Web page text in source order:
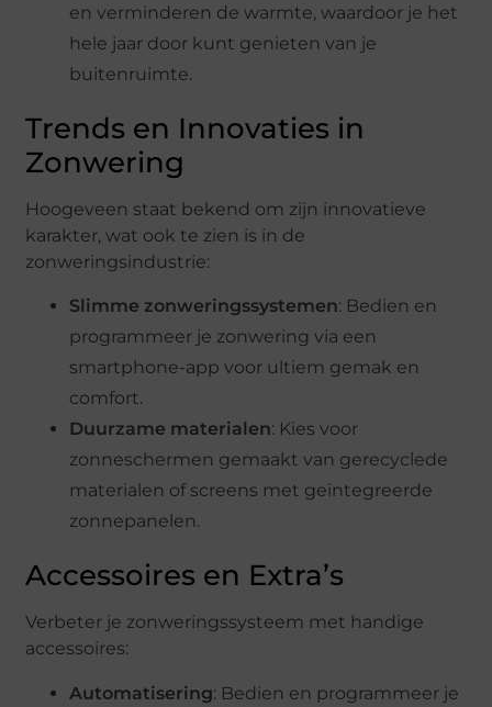
en verminderen de warmte, waardoor je het
hele jaar door kunt genieten van je
buitenruimte.
Trends en Innovaties in
Zonwering
Hoogeveen staat bekend om zijn innovatieve
karakter, wat ook te zien is in de
zonweringsindustrie:
Slimme zonweringssystemen: Bedien en
programmeer je zonwering via een
smartphone-app voor ultiem gemak en
comfort.
Duurzame materialen: Kies voor
zonneschermen gemaakt van gerecyclede
materialen of screens met geïntegreerde
zonnepanelen.
Accessoires en Extra’s
Verbeter je zonweringssysteem met handige
accessoires:
Automatisering: Bedien en programmeer je